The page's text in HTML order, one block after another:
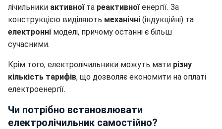
лічильники активноїта реактивноїенергії. За
конструкцією виділяють механічні (індукційні) та
електронні моделі, причому останні є більш
сучасними.
Крім того, електролічильники можуть мати різну
кількість тарифів, що дозволяє економити на оплаті
електроенергії.
Чи потрібно встановлювати
електролічильник самостійно?